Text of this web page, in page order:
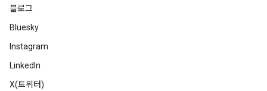
블로그
Bluesky
Instagram
LinkedIn
X(트위터)